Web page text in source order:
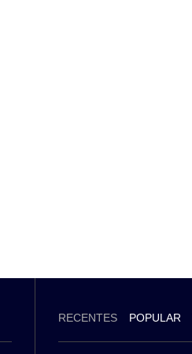
RECENTES POPULAR